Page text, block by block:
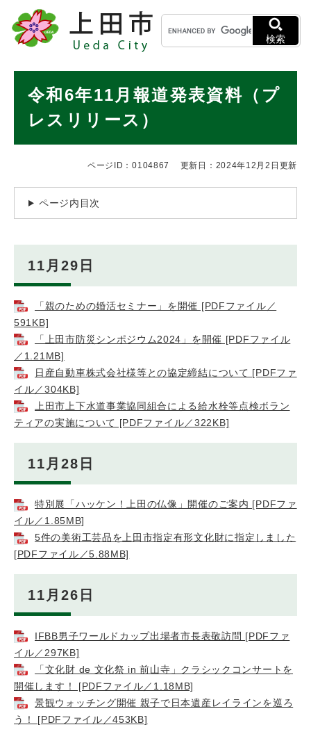
メニューを飛ばして本文へ
キ
ー
ワ
検
検索
令和6年11月報道発表資料（プ
レスリリース）
ページID：0104867 更新日：2024年12月2日更新
ページ内目次
11月29日
「親のための婚活セミナー」を開催 [PDFファイル／
591KB]
「上田市防災シンポジウム2024」を開催 [PDFファイル
／1.21MB]
日産自動車株式会社様等との協定締結について [PDFファ
イル／304KB]
上田市上下水道事業協同組合による給水栓等点検ボラン
ティアの実施について [PDFファイル／322KB]
11月28日
特別展「ハッケン！上田の仏像」開催のご案内 [PDFファ
イル／1.85MB]
5件の美術工芸品を上田市指定有形文化財に指定しました
[PDFファイル／5.88MB]
11月26日
IFBB男子ワールドカップ出場者市長表敬訪問 [PDFファ
イル／297KB]
「文化財 de 文化祭 in 前山寺」クラシックコンサートを
開催します！ [PDFファイル／1.18MB]
景観ウォッチング開催 親子で日本遺産レイラインを巡ろ
う！ [PDFファイル／453KB]